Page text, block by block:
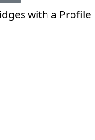
with a Profile